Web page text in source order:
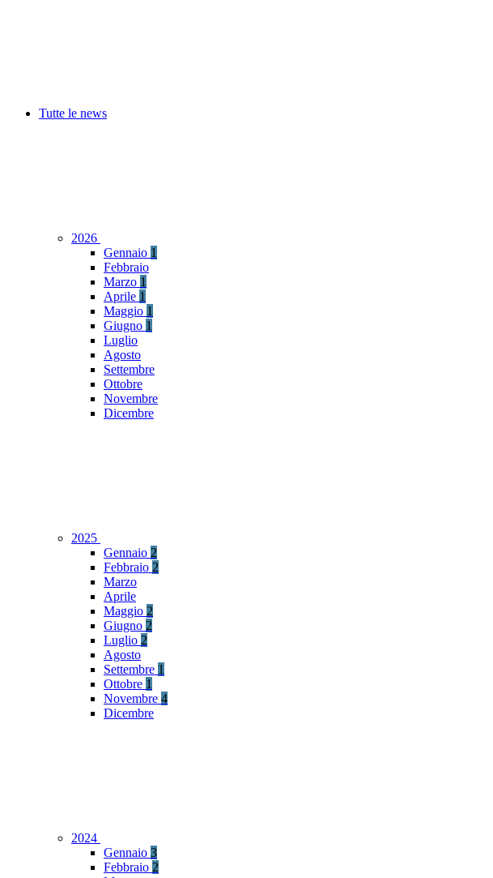
Tutte le news
2026
Gennaio 1
Febbraio
Marzo 1
Aprile 1
Maggio 1
Giugno 1
Luglio
Agosto
Settembre
Ottobre
Novembre
Dicembre
2025
Gennaio 2
Febbraio 2
Marzo
Aprile
Maggio 2
Giugno 2
Luglio 2
Agosto
Settembre 1
Ottobre 1
Novembre 4
Dicembre
2024
Gennaio 3
Febbraio 2